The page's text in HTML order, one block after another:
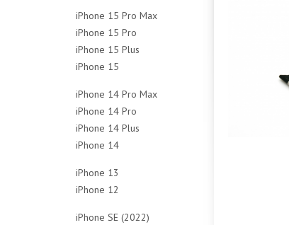
Чехлы
Чехлы
Чехлы
Чехлы
iPhone 15 Pro Max
256Gb
512Gb
1Tb
Чехлы
iPhone 15 Pro
128Gb
256Gb
Чехлы
iPhone 15 Plus
128Gb
Чехлы
iPhone 15
Чехлы
iPhone 14 Pro Max
128Gb
256Gb
512Gb
Чехлы
iPhone 14 Pro
128Gb
256Gb
iPhone 14 Plus
128Gb
iPhone 14
Чехлы
iPhone 13
128Gb
iPhone 12
iPhone SE (2022)